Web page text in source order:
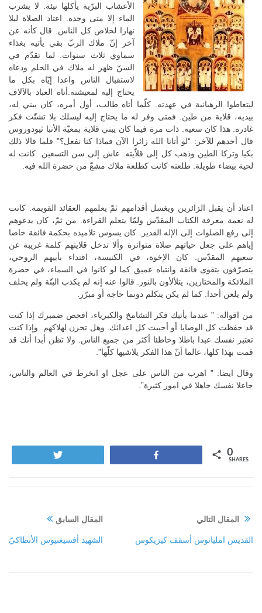
الأعشاب البرّية يأكلها نيئة. لا يشرب
الماء إلا متى وجده. اعتاد الصلاة ليلا
نهارا لخلاص كل الناس. قال كأنه عن
آخر إنّ ملاك الربّ بقي يأتيه بغذاء
سماوي ثلاث سنوات. لما تقدّم في
السنّ ظهر له ملاك في الحلم ودعاه
لاستقبال الناس واعدا إيّاه بكل ما
يحتاج إليه لمعيشته.أتاه العباد بالآلاف
ليتعاطوا الرهبانية في عهدته. كلّما أتاه طالب، أول أمره، كان يبني له،
بيديه، قلاية من طين. فمتى وفر له ما يحتاج إليه ليسلك بلا تشتّت فكر
غادره. هذا كان سعيه. ذات مرة فيما كان يبني قلاية بمعيّة الأنبا ثيودوروس
قال أحدهم للآخر: “لو أتانا الله زائرا الآن فماذا كنا نفعل؟” فلما قالا ذلك
بكيا وتركا الطين وذهب كل إلى قلاّيته. عاش إلى سن التسعين. كانت له
لحية بيضاء طويلة. طلعته كانت كطلعة ملاك مشعّ من حضرة الله فيه.
اعتاد أن يقبل الزائرين ويغسل أقدامهم ثمّ يعلمهم العقائد القويمة. كانت
له نعمة معرفة الكتاب المقدّس ولمّا يتعلم القراءة. من ثمّ، كان يدعوهم
إلى رفع الصلوات إلى الإله القدير. كان يسوس تلاميذه بحكمة فائقة حاضا
إياهم على جعل حياتهم صلاة متواترة وألا تدخل قلايتهم كلمة غريبة عن
سعيهم المقدّس. كان الإخوة، في الكنيسة، اقتداء بأبيهم الروحي،
يتصرّفون بتقوى فائقة وانتباه عميق كما لو كانوا في السماء، في حضرة
الملائكة والمختارين، يتلألأون بالنور. قالوا عنه إنه لم يكذب البتّة ولم يحلف
ولم يلعن أحدا. كما لم يكن يتكلم دونما حاجة أو مبرّر.
من اقواله: ” عندما يأتيك فكر التشامخ والكبرياء، افحص ضميرك إذا كنت
قد حفظت كل الوصايا أو أحببت كل اعدائك. وهل تحزن لهلاكهم. وإذا كنت
تعتبر نفسك عبدا باطلا وخاطئا أكثر من جميع الناس. ولا تظن أبدا أنك قد
قمت بهذا كلها، عالما أنّ هذا الفكر يلاشيها كلّها”.
وقال ايضا: ” اهرب من الناس على عجل او انخرط في العالم والناس،
جاعلا نفسك جاهلا في امور كثيرة”.
0
SHARES
المقال السابق
الشهيد أفسيغنيوس الأنطاكيّ
المقال التالي
القديس امليانوس أسقف كيزيكوس